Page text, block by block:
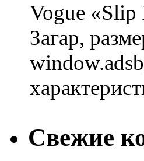
Vogue «Slip
Загар,
Свежие